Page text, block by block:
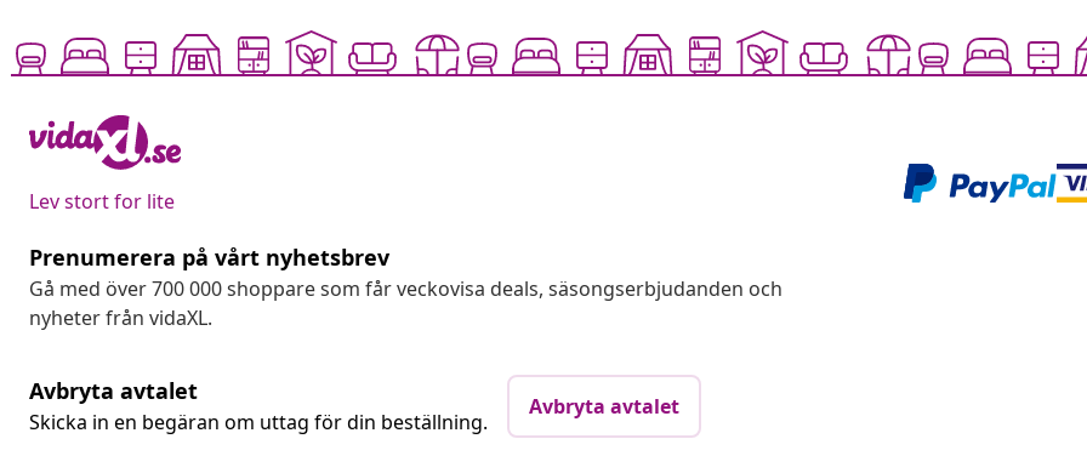
Lev stort for lite
Prenumerera på vårt nyhetsbrev
Gå med över 700 000 shoppare som får veckovisa deals, säsongserbjudanden och
nyheter från vidaXL.
Avbryta avtalet
Skicka in en begäran om uttag för din beställning.
Avbryta avtalet